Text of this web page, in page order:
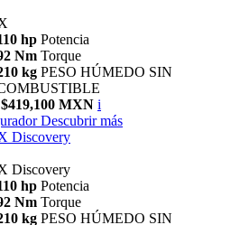
hp Potencia
Nm Torque
kg PESO HÚMEDO SIN
$419,100 MXN i
Descubrir más
Discovery
Discovery
hp Potencia
Nm Torque
kg PESO HÚMEDO SIN